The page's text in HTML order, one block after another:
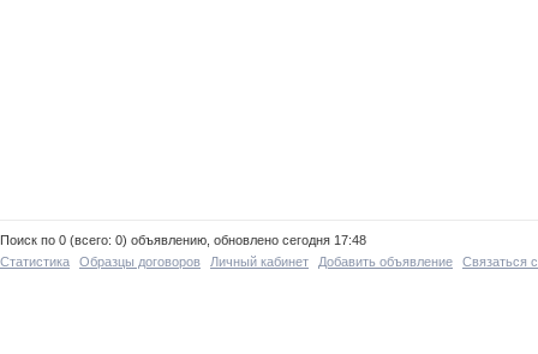
Поиск по 0 (всего: 0) объявлению, обновлено сегодня 17:48
Статистика
Образцы договоров Личный кабинет Добавить объявление Связаться